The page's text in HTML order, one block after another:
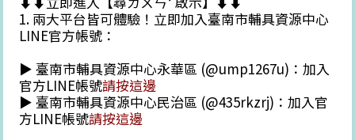
1. 兩大平台皆可體驗！立即加入臺南市輔具資源中心
LINE官方帳號：
▶ 臺南市輔具資源中心永華區 (@ump1267u)：加入
官方LINE帳號請按這邊
▶ 臺南市輔具資源中心民治區 (@435rkzrj)：加入官
方LINE帳號請按這邊